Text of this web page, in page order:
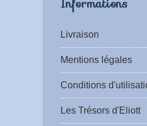
Informations
Livraison
Mentions légales
Conditions
Les Trésors d'Eliott